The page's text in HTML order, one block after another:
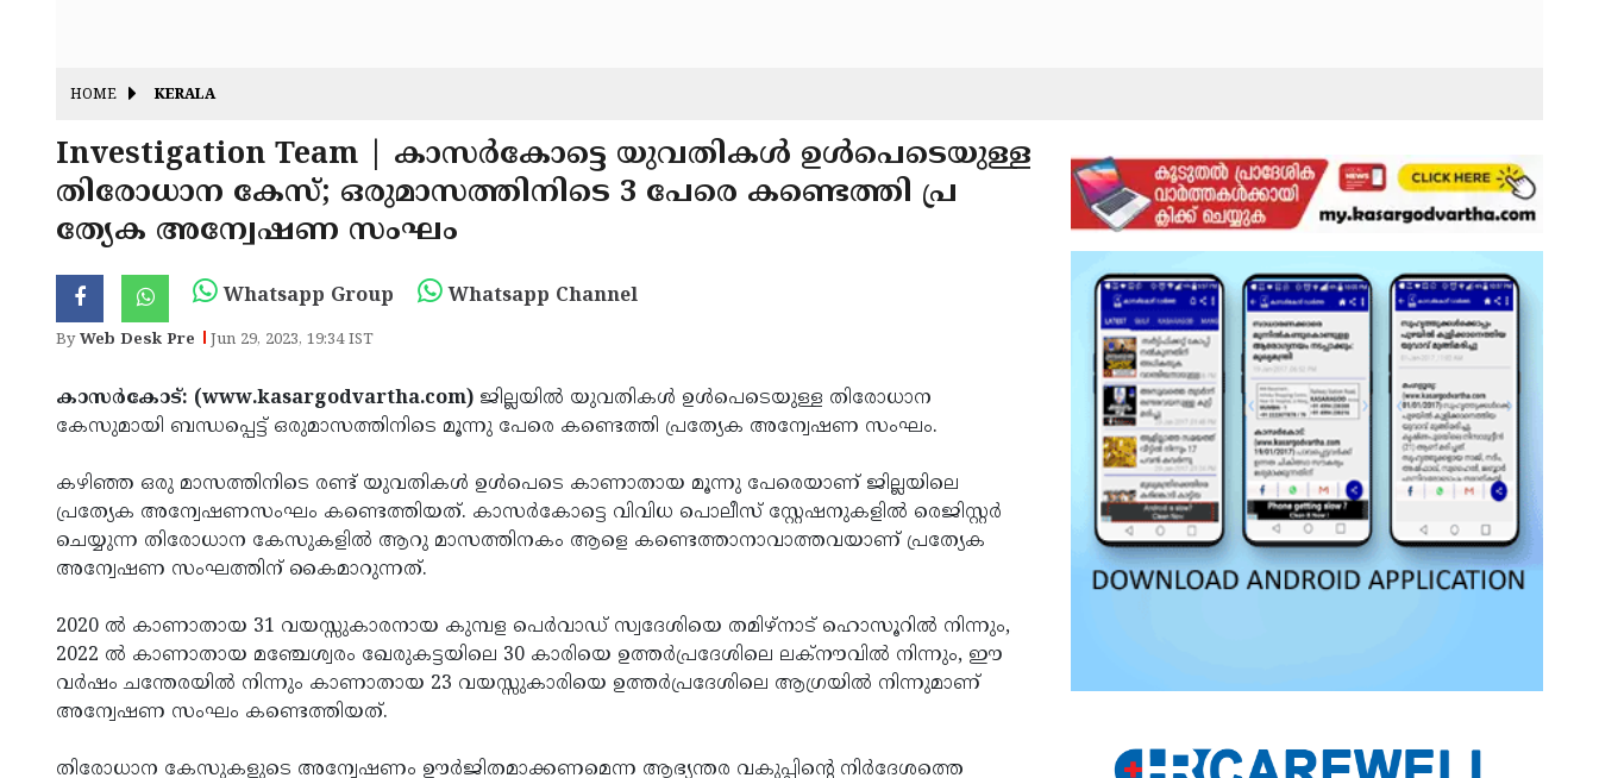
HOME KERALA
Investigation Team | കാസര്‍കോട്ടെ യുവതികള്‍ ഉള്‍പെടെയുള്ള
തിരോധാന കേസ്; ഒരുമാസത്തിനിടെ 3 പേരെ കണ്ടെത്തി പ്ര
ത്യേക അന്വേഷണ സംഘം
Whatsapp Group Whatsapp Channel
ByWeb Desk Pre Jun 29, 2023, 19:34 IST
കാസര്‍കോട്: (www.kasargodvartha.com) ജില്ലയില്‍ യുവതികള്‍ ഉള്‍പെടെയുള്ള തിരോധാന
കേസുമായി ബന്ധപ്പെട്ട് ഒരുമാസത്തിനിടെ മൂന്നു പേരെ കണ്ടെത്തി പ്രത്യേക അന്വേഷണ സംഘം.
കഴിഞ്ഞ ഒരു മാസത്തിനിടെ രണ്ട് യുവതികള്‍ ഉള്‍പെടെ കാണാതായ മൂന്നു പേരെയാണ് ജില്ലയിലെ
പ്രത്യേക അന്വേഷണസംഘം കണ്ടെത്തിയത്. കാസര്‍കോട്ടെ വിവിധ പൊലീസ് സ്റ്റേഷനുകളില്‍ രെജിസ്റ്റര്‍
ചെയ്യുന്ന തിരോധാന കേസുകളില്‍ ആറു മാസത്തിനകം ആളെ കണ്ടെത്താനാവാത്തവയാണ് പ്രത്യേക
അന്വേഷണ സംഘത്തിന് കൈമാറുന്നത്.
2020 ല്‍ കാണാതായ 31 വയസ്സുകാരനായ കുമ്പള പെര്‍വാഡ് സ്വദേശിയെ തമിഴ്‌നാട് ഹൊസൂറില്‍ നിന്നും,
2022 ല്‍ കാണാതായ മഞ്ചേശ്വരം ഖേരുകട്ടയിലെ 30 കാരിയെ ഉത്തര്‍പ്രദേശിലെ ലക്‌നൗവില്‍ നിന്നും, ഈ
വര്‍ഷം ചന്തേരയില്‍ നിന്നും കാണാതായ 23 വയസ്സുകാരിയെ ഉത്തര്‍പ്രദേശിലെ ആഗ്രയില്‍ നിന്നുമാണ്
അന്വേഷണ സംഘം കണ്ടെത്തിയത്.
തിരോധാന കേസുകളുടെ അന്വേഷണം ഊര്‍ജിതമാക്കണമെന്ന ആഭ്യന്തര വകുപ്പിന്റെ നിര്‍ദേശത്തെ